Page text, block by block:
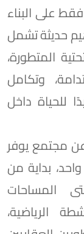
على البناء
حديثة تشمل
المتطورة،
وتكامل
للحياة داخل
مجتمع يوفر
بداية من
المساحات
الرياضية،